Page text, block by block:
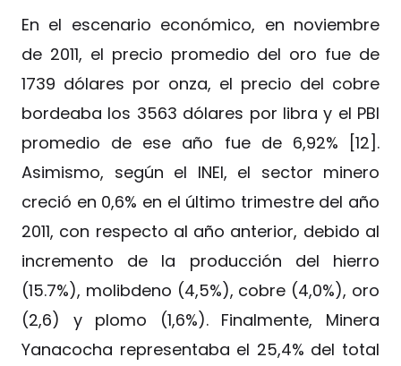
En el escenario económico, en noviembre
de 2011, el precio promedio del oro fue de
1739 dólares por onza, el precio del cobre
bordeaba los 3563 dólares por libra y el PBI
promedio de ese año fue de 6,92% [12].
Asimismo, según el INEI, el sector minero
creció en 0,6% en el último trimestre del año
2011, con respecto al año anterior, debido al
incremento de la producción del hierro
(15.7%), molibdeno (4,5%), cobre (4,0%), oro
(2,6) y plomo (1,6%). Finalmente, Minera
Yanacocha representaba el 25,4% del total